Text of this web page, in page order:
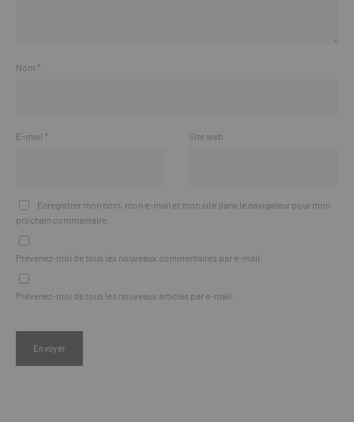
Nom *
E-mail * Site web
Enregistrer mon nom, mon e-mail et mon site dans le navigateur pour mon
prochain commentaire.
Prévenez-moi de tous les nouveaux commentaires par e-mail.
Prévenez-moi de tous les nouveaux articles par e-mail.